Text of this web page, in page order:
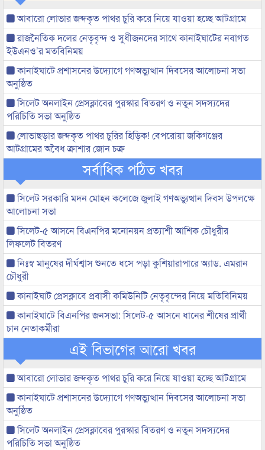
আবারো লোভার জব্দকৃত পাথর চুরি করে নিয়ে যাওয়া হচ্ছে আটগ্রামে
রাজনৈতিক দলের নেতৃবৃন্দ ও সুধীজনদের সাথে কানাইঘাটের নবাগত
ইউএনও’র মতবিনিময়
কানাইঘাটে প্রশাসনের উদ্যোগে গণঅভ্যুত্থান দিবসের আলোচনা সভা
অনুষ্ঠিত
সিলেট অনলাইন প্রেসক্লাবের পুরস্কার বিতরণ ও নতুন সদস্যদের
পরিচিতি সভা অনুষ্ঠিত
লোভাছড়ার জব্দকৃত পাথর চুরির হিড়িক! বেপরোয়া জকিগঞ্জের
আটগ্রামের অবৈধ ক্রাশার জোন চক্র
সর্বাধিক পঠিত খবর
সিলেট সরকারি মদন মোহন কলেজে জুলাই গণঅভ্যুত্থান দিবস উপলক্ষে
আলোচনা সভা
সিলেট-৫ আসনে বিএনপির মনোনয়ন প্রত্যাশী আশিক চৌধুরীর
লিফলেট বিতরণ
নিঃস্ব মানুষের দীর্ঘশ্বাস শুনতে ধসে পড়া কুশিয়ারাপারে অ্যাড. এমরান
চৌধুরী
কানাইঘাট প্রেসক্লাবে প্রবাসী কমিউনিটি নেতৃবৃন্দের নিয়ে মতিবিনিময়
কানাইঘাটে বিএনপির জনসভা: সিলেট-৫ আসনে ধানের শীষের প্রার্থী
চান নেতাকর্মীরা
এই বিভাগের আরো খবর
আবারো লোভার জব্দকৃত পাথর চুরি করে নিয়ে যাওয়া হচ্ছে আটগ্রামে
কানাইঘাটে প্রশাসনের উদ্যোগে গণঅভ্যুত্থান দিবসের আলোচনা সভা
অনুষ্ঠিত
সিলেট অনলাইন প্রেসক্লাবের পুরস্কার বিতরণ ও নতুন সদস্যদের
পরিচিতি সভা অনুষ্ঠিত